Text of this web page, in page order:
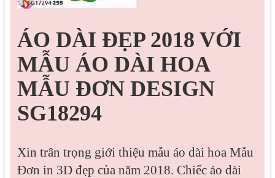
ÁO DÀI ĐẸP 2018 VỚI
MẪU ÁO DÀI HOA
MẪU ĐƠN DESIGN
SG18294
Xin trân trọng giới thiệu mẫu áo dài hoa Mẫu
Đơn in 3D đẹp của năm 2018. Chiếc áo dài